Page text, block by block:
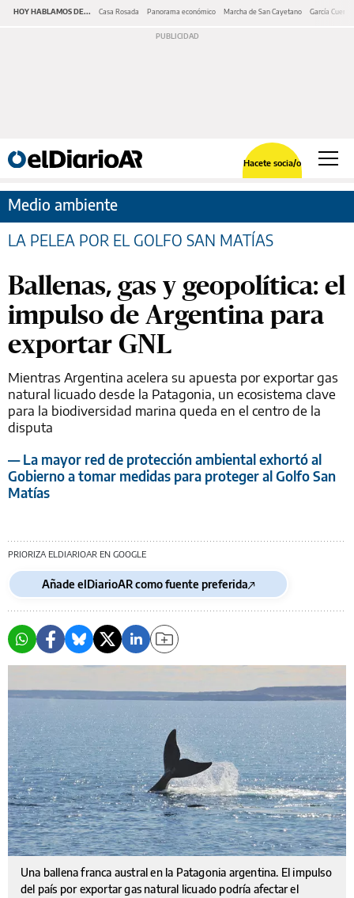
HOY HABLAMOS DE... Casa Rosada Panorama económico Marcha de San Cayetano García Cuerva
Hacete socia/o
Medio ambiente
LA PELEA POR EL GOLFO SAN MATÍAS
Ballenas, gas y geopolítica: el
impulso de Argentina para
exportar GNL
Mientras Argentina acelera su apuesta por exportar gas
natural licuado desde la Patagonia, un ecosistema clave
para la biodiversidad marina queda en el centro de la
disputa
— La mayor red de protección ambiental exhortó al
Gobierno a tomar medidas para proteger al Golfo San
Matías
PRIORIZA ELDIARIOAR EN GOOGLE
Añade elDiarioAR como fuente preferida
Una ballena franca austral en la Patagonia argentina. El impulso
del país por exportar gas natural licuado podría afectar el